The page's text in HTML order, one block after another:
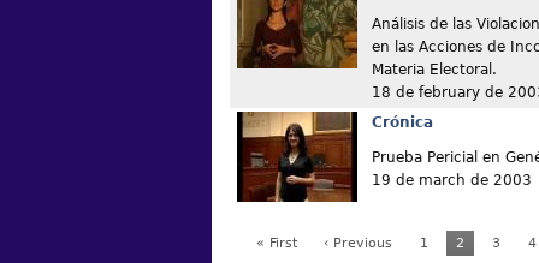
Análisis de las
en las Acciones de
Materia Electoral.
18 de february de
Crónica
Prueba Pericial en
19 de march de 2003
« First ‹ Previous 1 2 3
4